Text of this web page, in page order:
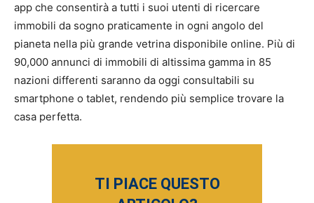
app che consentirà a tutti i suoi utenti di ricercare
immobili da sogno praticamente in ogni angolo del
pianeta nella più grande vetrina disponibile online. Più di
90,000 annunci di immobili di altissima gamma in 85
nazioni differenti saranno da oggi consultabili su
smartphone o tablet, rendendo più semplice trovare la
casa perfetta.
TI PIACE QUESTO